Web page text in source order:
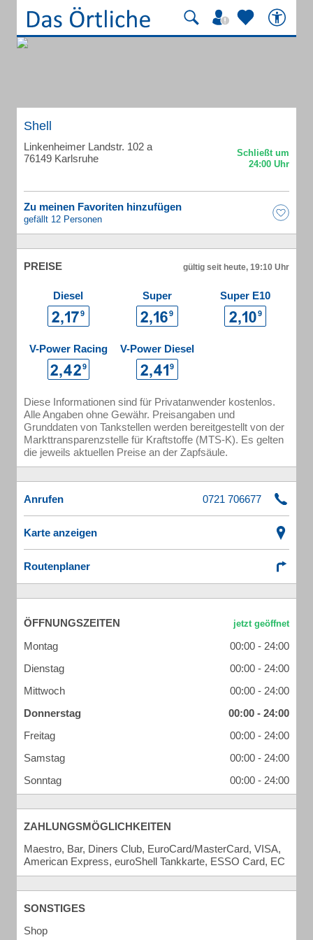
Shell
Linkenheimer Landstr. 102 a
76149 Karlsruhe
Zu meinen Favoriten hinzufügen
gefällt 12 Personen
PREISE gültig seit heute, 19:10 Uhr
Diesel Super Super E10
V-Power Racing V-Power Diesel
Diese Informationen sind für Privatanwender kostenlos.
Alle Angaben ohne Gewähr. Preisangaben und
Grunddaten von Tankstellen werden bereitgestellt von der
Markttransparenzstelle für Kraftstoffe (MTS-K). Es gelten
die jeweils aktuellen Preise an der Zapfsäule.
Anrufen
Karte anzeigen
Routenplaner
ÖFFNUNGSZEITEN
Montag
00:00 - 24:00
Dienstag
00:00 - 24:00
Mittwoch
00:00 - 24:00
Donnerstag
00:00 - 24:00
Freitag
00:00 - 24:00
Samstag
00:00 - 24:00
Sonntag
00:00 - 24:00
ZAHLUNGSMÖGLICHKEITEN
Maestro, Bar, Diners Club, EuroCard/MasterCard, VISA,
American Express, euroShell Tankkarte, ESSO Card, EC
SONSTIGES
Shop